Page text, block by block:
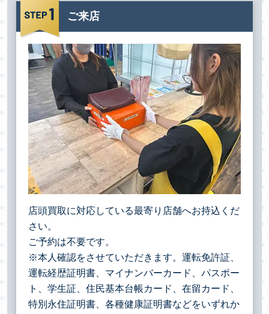
ご来店
店頭買取に対応している最寄り店舗へお持込くだ
さい。
ご予約は不要です。
※本人確認をさせていただきます。運転免許証、
運転経歴証明書、マイナンバーカード、パスポー
ト、学生証、住民基本台帳カード、在留カード、
特別永住証明書、各種健康証明書などをいずれか